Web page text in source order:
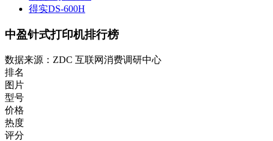
得实DS-600H
中盈针式打印机排行榜
数据来源：ZDC 互联网消费调研中心
排名
图片
型号
价格
热度
评分